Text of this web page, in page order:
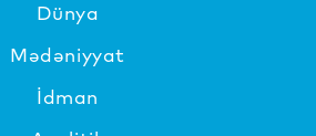
Dünya
Mədəniyyat
İdman